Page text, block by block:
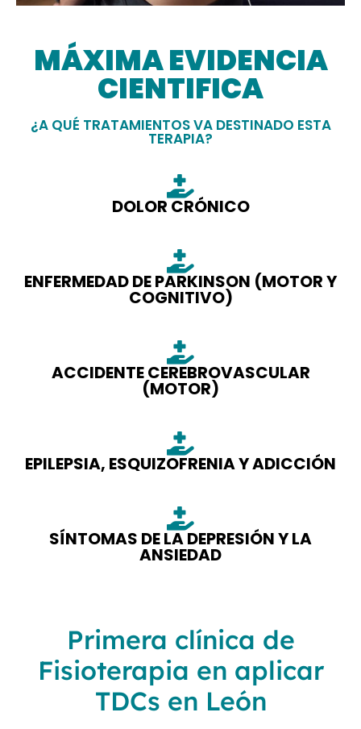
MÁXIMA EVIDENCIA
CIENTIFICA
¿A QUÉ TRATAMIENTOS VA DESTINADO ESTA
TERAPIA?
DOLOR CRÓNICO
ENFERMEDAD DE PARKINSON (MOTOR Y
COGNITIVO)
ACCIDENTE CEREBROVASCULAR
(MOTOR)
EPILEPSIA, ESQUIZOFRENIA Y ADICCIÓN
SÍNTOMAS DE LA DEPRESIÓN Y LA
ANSIEDAD
Primera clínica de
Fisioterapia en aplicar
TDCs en León